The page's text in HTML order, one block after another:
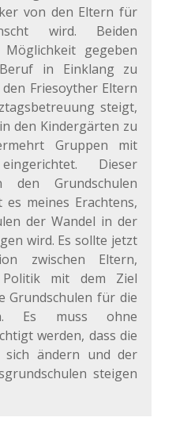
von den Eltern für
wird. Beiden
gegeben
in Einklang zu
Friesoyther Eltern
steigt,
den Kindergärten zu
Gruppen mit
Dieser
Grundschulen
meines Erachtens,
der Wandel in der
wird. Es sollte jetzt
zwischen Eltern,
Politik mit dem Ziel
Grundschulen für die
Es muss ohne
werden, dass die
sich ändern und der
steigen